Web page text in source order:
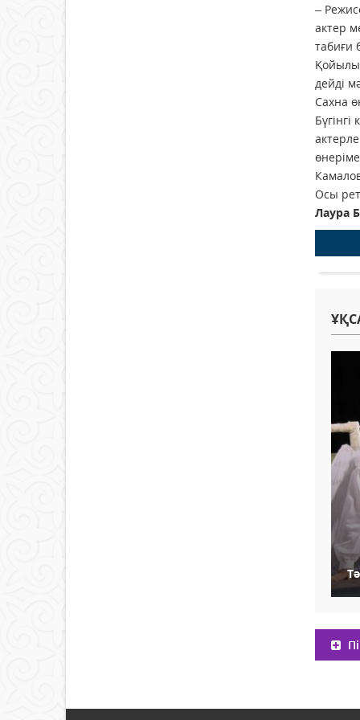
–
актер
табиғи
дейді
Сахна
Осы
Лаура